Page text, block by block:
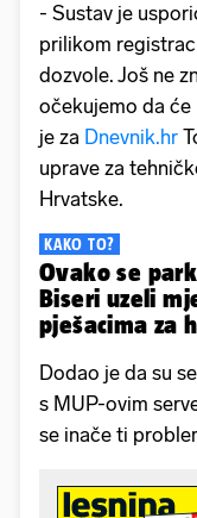
- Sustav je
prilikom
dozvole. Još ne
očekujemo da
je za Dnevnik.hr
uprave za
Hrvatske.
KAKO TO?
Ovako se
Biseri uzeli
pješacima za
Dodao je da su
s MUP-ovim
se inače ti